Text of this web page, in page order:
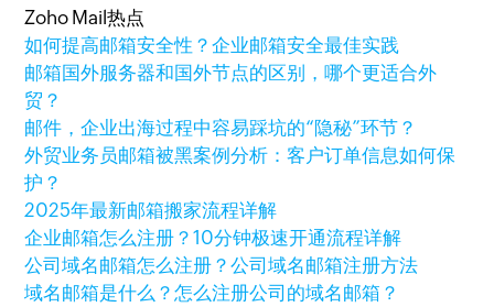
Zoho Mail热点
如何提高邮箱安全性？企业邮箱安全最佳实践
邮箱国外服务器和国外节点的区别，哪个更适合外
贸？
邮件，企业出海过程中容易踩坑的“隐秘”环节？
外贸业务员邮箱被黑案例分析：客户订单信息如何保
护？
2025年最新邮箱搬家流程详解
企业邮箱怎么注册？10分钟极速开通流程详解
公司域名邮箱怎么注册？公司域名邮箱注册方法
域名邮箱是什么？怎么注册公司的域名邮箱？